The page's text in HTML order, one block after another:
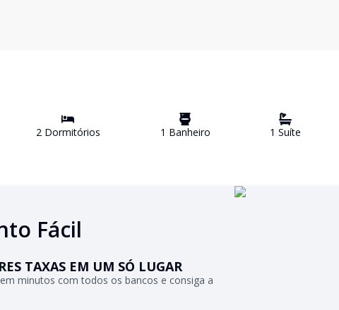
2Dormitórios 1 Banheiro 1 Suíte
Fácil
TAXAS EM UM SÓ LUGAR
minutos com todos os bancos e consiga a